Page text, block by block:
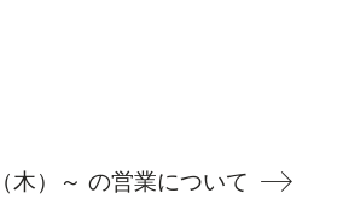
木）～ の営業について